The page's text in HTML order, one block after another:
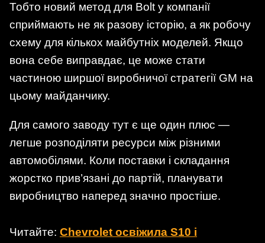
Тобто новий метод для Bolt у компанії
сприймають не як разову історію, а як робочу
схему для кількох майбутніх моделей. Якщо
вона себе виправдає, це може стати
частиною ширшої виробничої стратегії GM на
цьому майданчику.
Для самого заводу тут є ще один плюс —
легше розподіляти ресурси між різними
автомобілями. Коли поставки і складання
жорстко прив’язані до партій, планувати
виробництво наперед значно простіше.
Читайте: Chevrolet освіжила S10 і